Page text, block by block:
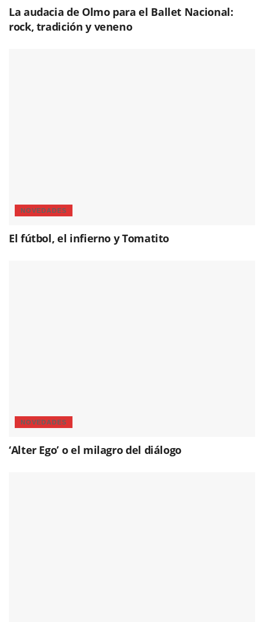
La audacia de Olmo para el Ballet Nacional:
rock, tradición y veneno
NOVEDADES
El fútbol, el infierno y Tomatito
NOVEDADES
‘Alter Ego’ o el milagro del diálogo